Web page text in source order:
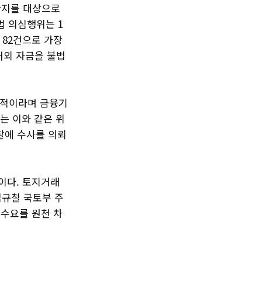
를 대상으로
의심행위는 1
건으로 가장
자금을 불법
이라며 금융기
이와 같은 위
수사를 의뢰
다. 토지거래
철 국토부 주
요를 원천 차